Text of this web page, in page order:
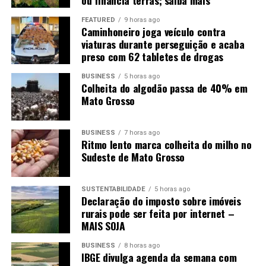
Hospital Regional de Cáceres – 58%
Hospital Regional de Colíder – 65%
Hospital Regional de Sorriso – 75%
Hospital Regional de Sinop – 80%
Um post compartilhado por Otaviano Pivetta (@otavianopivetta)
FEATURED 9 horas ago
Caminhoneiro joga veículo contra
viaturas durante perseguição e acaba
preso com 62 tabletes de drogas
BUSINESS 5 horas ago
Colheita do algodão passa de 40% em
Mato Grosso
BUSINESS 7 horas ago
Ritmo lento marca colheita do milho no
Sudeste de Mato Grosso
SUSTENTABILIDADE 5 horas ago
Declaração do imposto sobre imóveis
rurais pode ser feita por internet –
MAIS SOJA
BUSINESS 8 horas ago
IBGE divulga agenda da semana com